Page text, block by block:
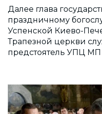
Далее глава
праздничному
Успенской Киево-
Трапезной церкви
предстоятель УПЦ